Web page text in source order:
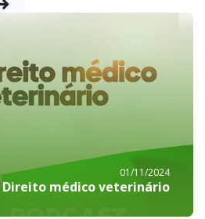
01/11/2024
Direito médico veterinário